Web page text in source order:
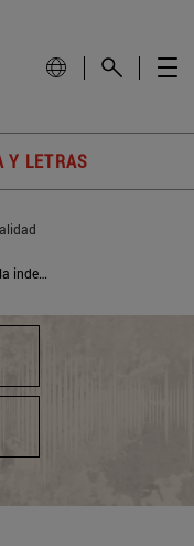
Y LETRAS
La guerra que forjó una nación: 250 años de la independencia de EE.UU.